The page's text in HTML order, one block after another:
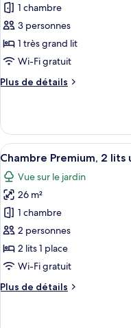
très
grand
lit,
fumeurs
pour
ce
type
de
chambre :
Suite
très
grand
lit,
fumeurs
1 chambre
3 personnes
1 très grand lit
Wi-Fi gratuit
Plus de détails
Plus
le
type
de
Suite
Premium,
très
grand
lit,
fumeurs
Afficher
toutes
les
photos
pour
ce
type
de
chambre :
Chambre
5
Chambre Premium, 2 lits
Vue sur le jardin
26 m²
1 chambre
2 personnes
2 lits 1 place
Wi-Fi gratuit
Plus de détails
Plus